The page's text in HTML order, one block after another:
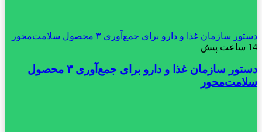
دستور سازمان غذا و دارو برای جمع‌آوری ۳ محصول سلامت‌محور
14 ساعت پیش
دستور سازمان غذا و دارو برای جمع‌آوری ۳ محصول
سلامت‌محور